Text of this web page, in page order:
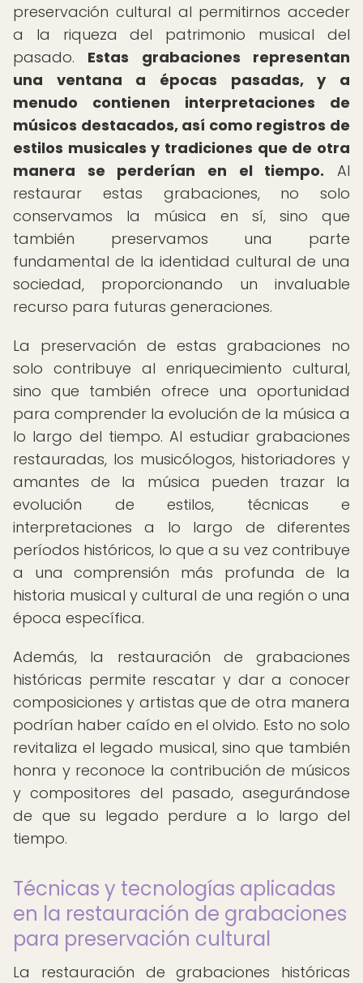
preservación cultural al permitirnos acceder
a la riqueza del patrimonio musical del
pasado. Estas grabaciones representan
una ventana a épocas pasadas, y a
menudo contienen interpretaciones de
músicos destacados, así como registros de
estilos musicales y tradiciones que de otra
manera se perderían en el tiempo. Al
restaurar estas grabaciones, no solo
conservamos la música en sí, sino que
también preservamos una parte
fundamental de la identidad cultural de una
sociedad, proporcionando un invaluable
recurso para futuras generaciones.
La preservación de estas grabaciones no
solo contribuye al enriquecimiento cultural,
sino que también ofrece una oportunidad
para comprender la evolución de la música a
lo largo del tiempo. Al estudiar grabaciones
restauradas, los musicólogos, historiadores y
amantes de la música pueden trazar la
evolución de estilos, técnicas e
interpretaciones a lo largo de diferentes
períodos históricos, lo que a su vez contribuye
a una comprensión más profunda de la
historia musical y cultural de una región o una
época específica.
Además, la restauración de grabaciones
históricas permite rescatar y dar a conocer
composiciones y artistas que de otra manera
podrían haber caído en el olvido. Esto no solo
revitaliza el legado musical, sino que también
honra y reconoce la contribución de músicos
y compositores del pasado, asegurándose
de que su legado perdure a lo largo del
tiempo.
Técnicas y tecnologías aplicadas
en la restauración de grabaciones
para preservación cultural
La restauración de grabaciones históricas